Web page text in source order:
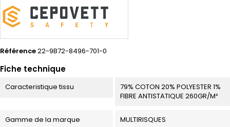
Référence22-9B72-8496-701-0
Fiche technique
Caracteristique tissu
79% COTON 20% POLYESTER 1%
FIBRE ANTISTATIQUE 260GR/M²
Gamme de la marque MULTIRISQUES